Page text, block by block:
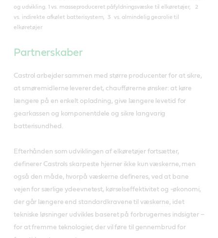
og udvikling. 1 vs. masseproduceret påfyldningsvæske til elkøretøjer, 2
vs. indirekte afkølet batterisystem, 3 vs. almindelig gearolie til
elkøretøjer
Partnerskaber
Castrol arbejder sammen med større producenter for at sikre,
at smøremidlerne leverer det, chaufførerne ønsker: at køre
længere på en enkelt opladning, give længere levetid for
gearkassen og komponentdele og sikre langvarig
batterisundhed.
Efterhånden som udviklingen af elkøretøjer fortsætter,
definerer Castrols skarpeste hjerner ikke kun væskerne, men
også den måde, hvorpå væskerne defineres, ved at bane
vejen for særlige ydeevnetest, kørselseffektivitet og -økonomi,
der går længere end standardkravene til væskerne, idet
tekniske løsninger udvikles baseret på forbrugernes indsigter –
for at fremme teknologier, der vil føre til gennembrud for